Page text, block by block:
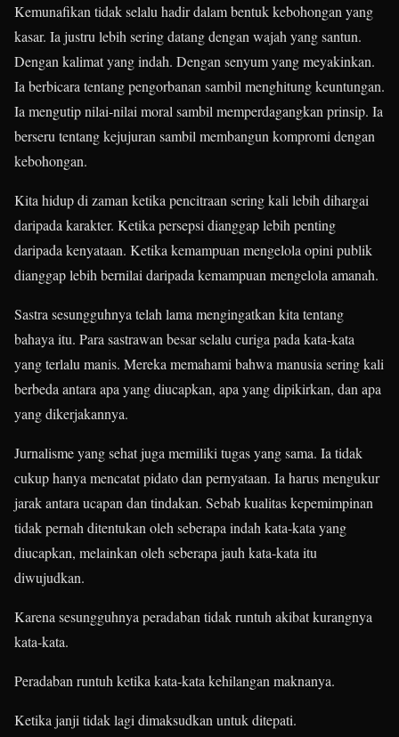
Kemunafikan tidak selalu hadir dalam bentuk kebohongan yang
kasar. Ia justru lebih sering datang dengan wajah yang santun.
Dengan kalimat yang indah. Dengan senyum yang meyakinkan.
Ia berbicara tentang pengorbanan sambil menghitung keuntungan.
Ia mengutip nilai-nilai moral sambil memperdagangkan prinsip. Ia
berseru tentang kejujuran sambil membangun kompromi dengan
kebohongan.
Kita hidup di zaman ketika pencitraan sering kali lebih dihargai
daripada karakter. Ketika persepsi dianggap lebih penting
daripada kenyataan. Ketika kemampuan mengelola opini publik
dianggap lebih bernilai daripada kemampuan mengelola amanah.
Sastra sesungguhnya telah lama mengingatkan kita tentang
bahaya itu. Para sastrawan besar selalu curiga pada kata-kata
yang terlalu manis. Mereka memahami bahwa manusia sering kali
berbeda antara apa yang diucapkan, apa yang dipikirkan, dan apa
yang dikerjakannya.
Jurnalisme yang sehat juga memiliki tugas yang sama. Ia tidak
cukup hanya mencatat pidato dan pernyataan. Ia harus mengukur
jarak antara ucapan dan tindakan. Sebab kualitas kepemimpinan
tidak pernah ditentukan oleh seberapa indah kata-kata yang
diucapkan, melainkan oleh seberapa jauh kata-kata itu
diwujudkan.
Karena sesungguhnya peradaban tidak runtuh akibat kurangnya
kata-kata.
Peradaban runtuh ketika kata-kata kehilangan maknanya.
Ketika janji tidak lagi dimaksudkan untuk ditepati.